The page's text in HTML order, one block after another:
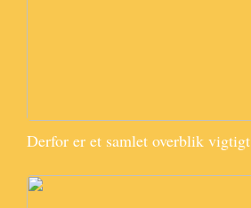
Derfor er et samlet overblik vigtigt